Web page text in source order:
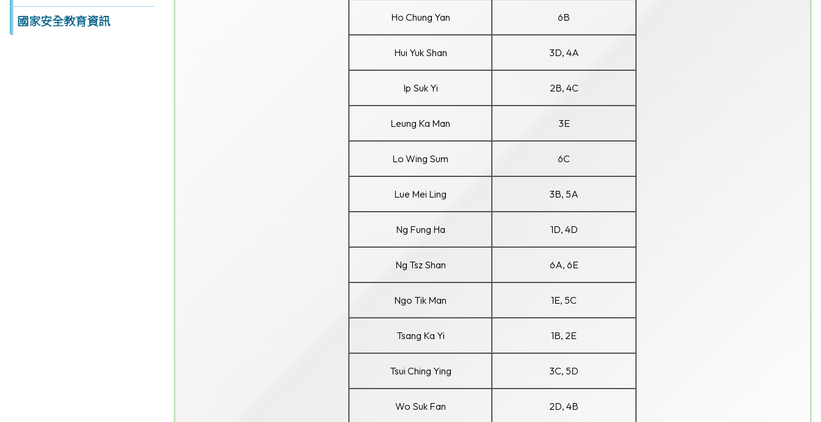
國家安全教育資訊 Ho Chung Yan 6B
Hui Yuk Shan 3D, 4A
Ip Suk Yi 2B, 4C
Leung Ka Man 3E
Lo Wing Sum 6C
Lue Mei Ling 3B, 5A
Ng Fung Ha 1D, 4D
Ng Tsz Shan 6A, 6E
Ngo Tik Man 1E, 5C
Tsang Ka Yi 1B, 2E
Tsui Ching Ying 3C, 5D
Wo Suk Fan 2D, 4B